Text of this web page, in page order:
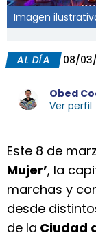
Imagen
AL DÍA 08/
Obed
Ver perfil
Este 8 de
Mujer’, la
marchas y
desde
de la Ciudad